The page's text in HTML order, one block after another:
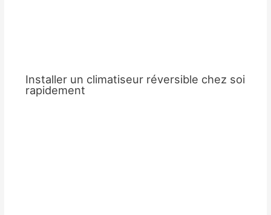
Installer un climatiseur réversible chez soi
rapidement